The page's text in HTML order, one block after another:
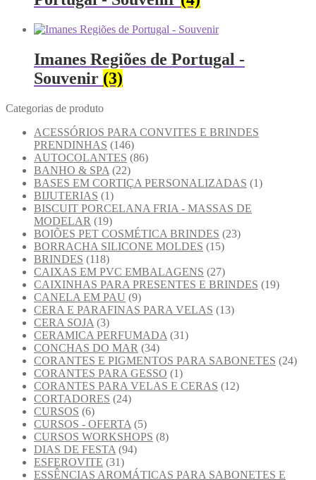
Imanes Regiões de Portugal -
Souvenir (3)
Categorias de produto
ACESSÓRIOS PARA CONVITES E BRINDES
PRENDINHAS (146)
AUTOCOLANTES (86)
BANHO & SPA (22)
BASES EM CORTIÇA PERSONALIZADAS (1)
BIJUTERIAS (1)
BISCUIT PORCELANA FRIA - MASSAS DE
MODELAR (19)
BOIÕES PET COSMÉTICA BRINDES (23)
BORRACHA SILICONE MOLDES (15)
BRINDES (118)
CAIXAS EM PVC EMBALAGENS (27)
CAIXINHAS PARA PRESENTES E BRINDES (19)
CANELA EM PAU (9)
CERA E PARAFINAS PARA VELAS (13)
CERA SOJA (3)
CERAMICA PERFUMADA (31)
CONCHAS DO MAR (34)
CORANTES E PIGMENTOS PARA SABONETES (24)
CORANTES PARA GESSO (1)
CORANTES PARA VELAS E CERAS (12)
CORTADORES (24)
CURSOS (6)
CURSOS - OFERTA (5)
CURSOS WORKSHOPS (8)
DIAS DE FESTA (94)
ESFEROVITE (31)
ESSÊNCIAS AROMÁTICAS PARA SABONETES E